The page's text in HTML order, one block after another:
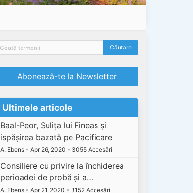
Abonează-te la Newsletter
Ultimele articole
Baal-Peor, Sulița lui Fineas și
ispășirea bazată pe Pacificare
A. Ebens • Apr 26, 2020 • 3055 Accesări
Consiliere cu privire la închiderea
perioadei de probă și a…
A. Ebens • Apr 21, 2020 • 3152 Accesări